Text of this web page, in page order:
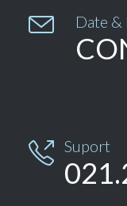
 Date
 Suport